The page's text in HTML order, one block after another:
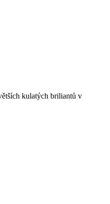
kulatých briliantů v